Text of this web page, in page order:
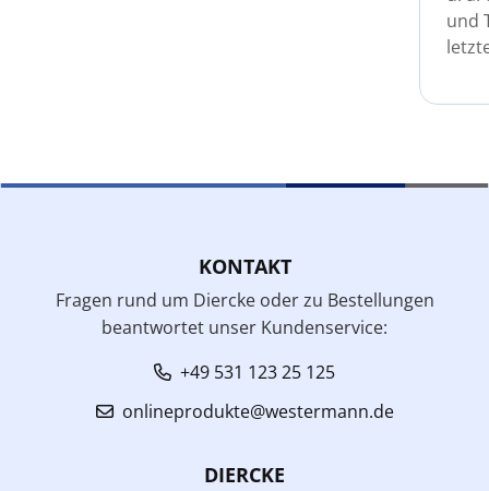
und
KONTAKT
Fragen rund um Diercke oder zu Bestellungen
beantwortet unser Kundenservice:
+49 531 123 25 125
onlineprodukte@westermann.de
DIERCKE